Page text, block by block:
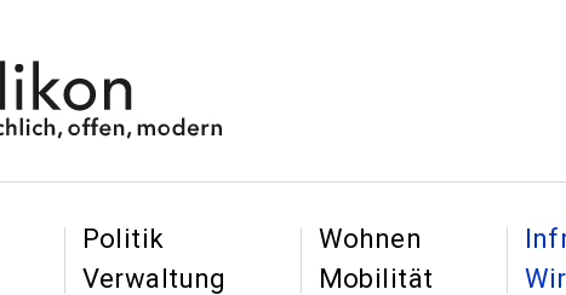
Dietlikon
Politik
Verwaltung
Wohnen
Mobilität